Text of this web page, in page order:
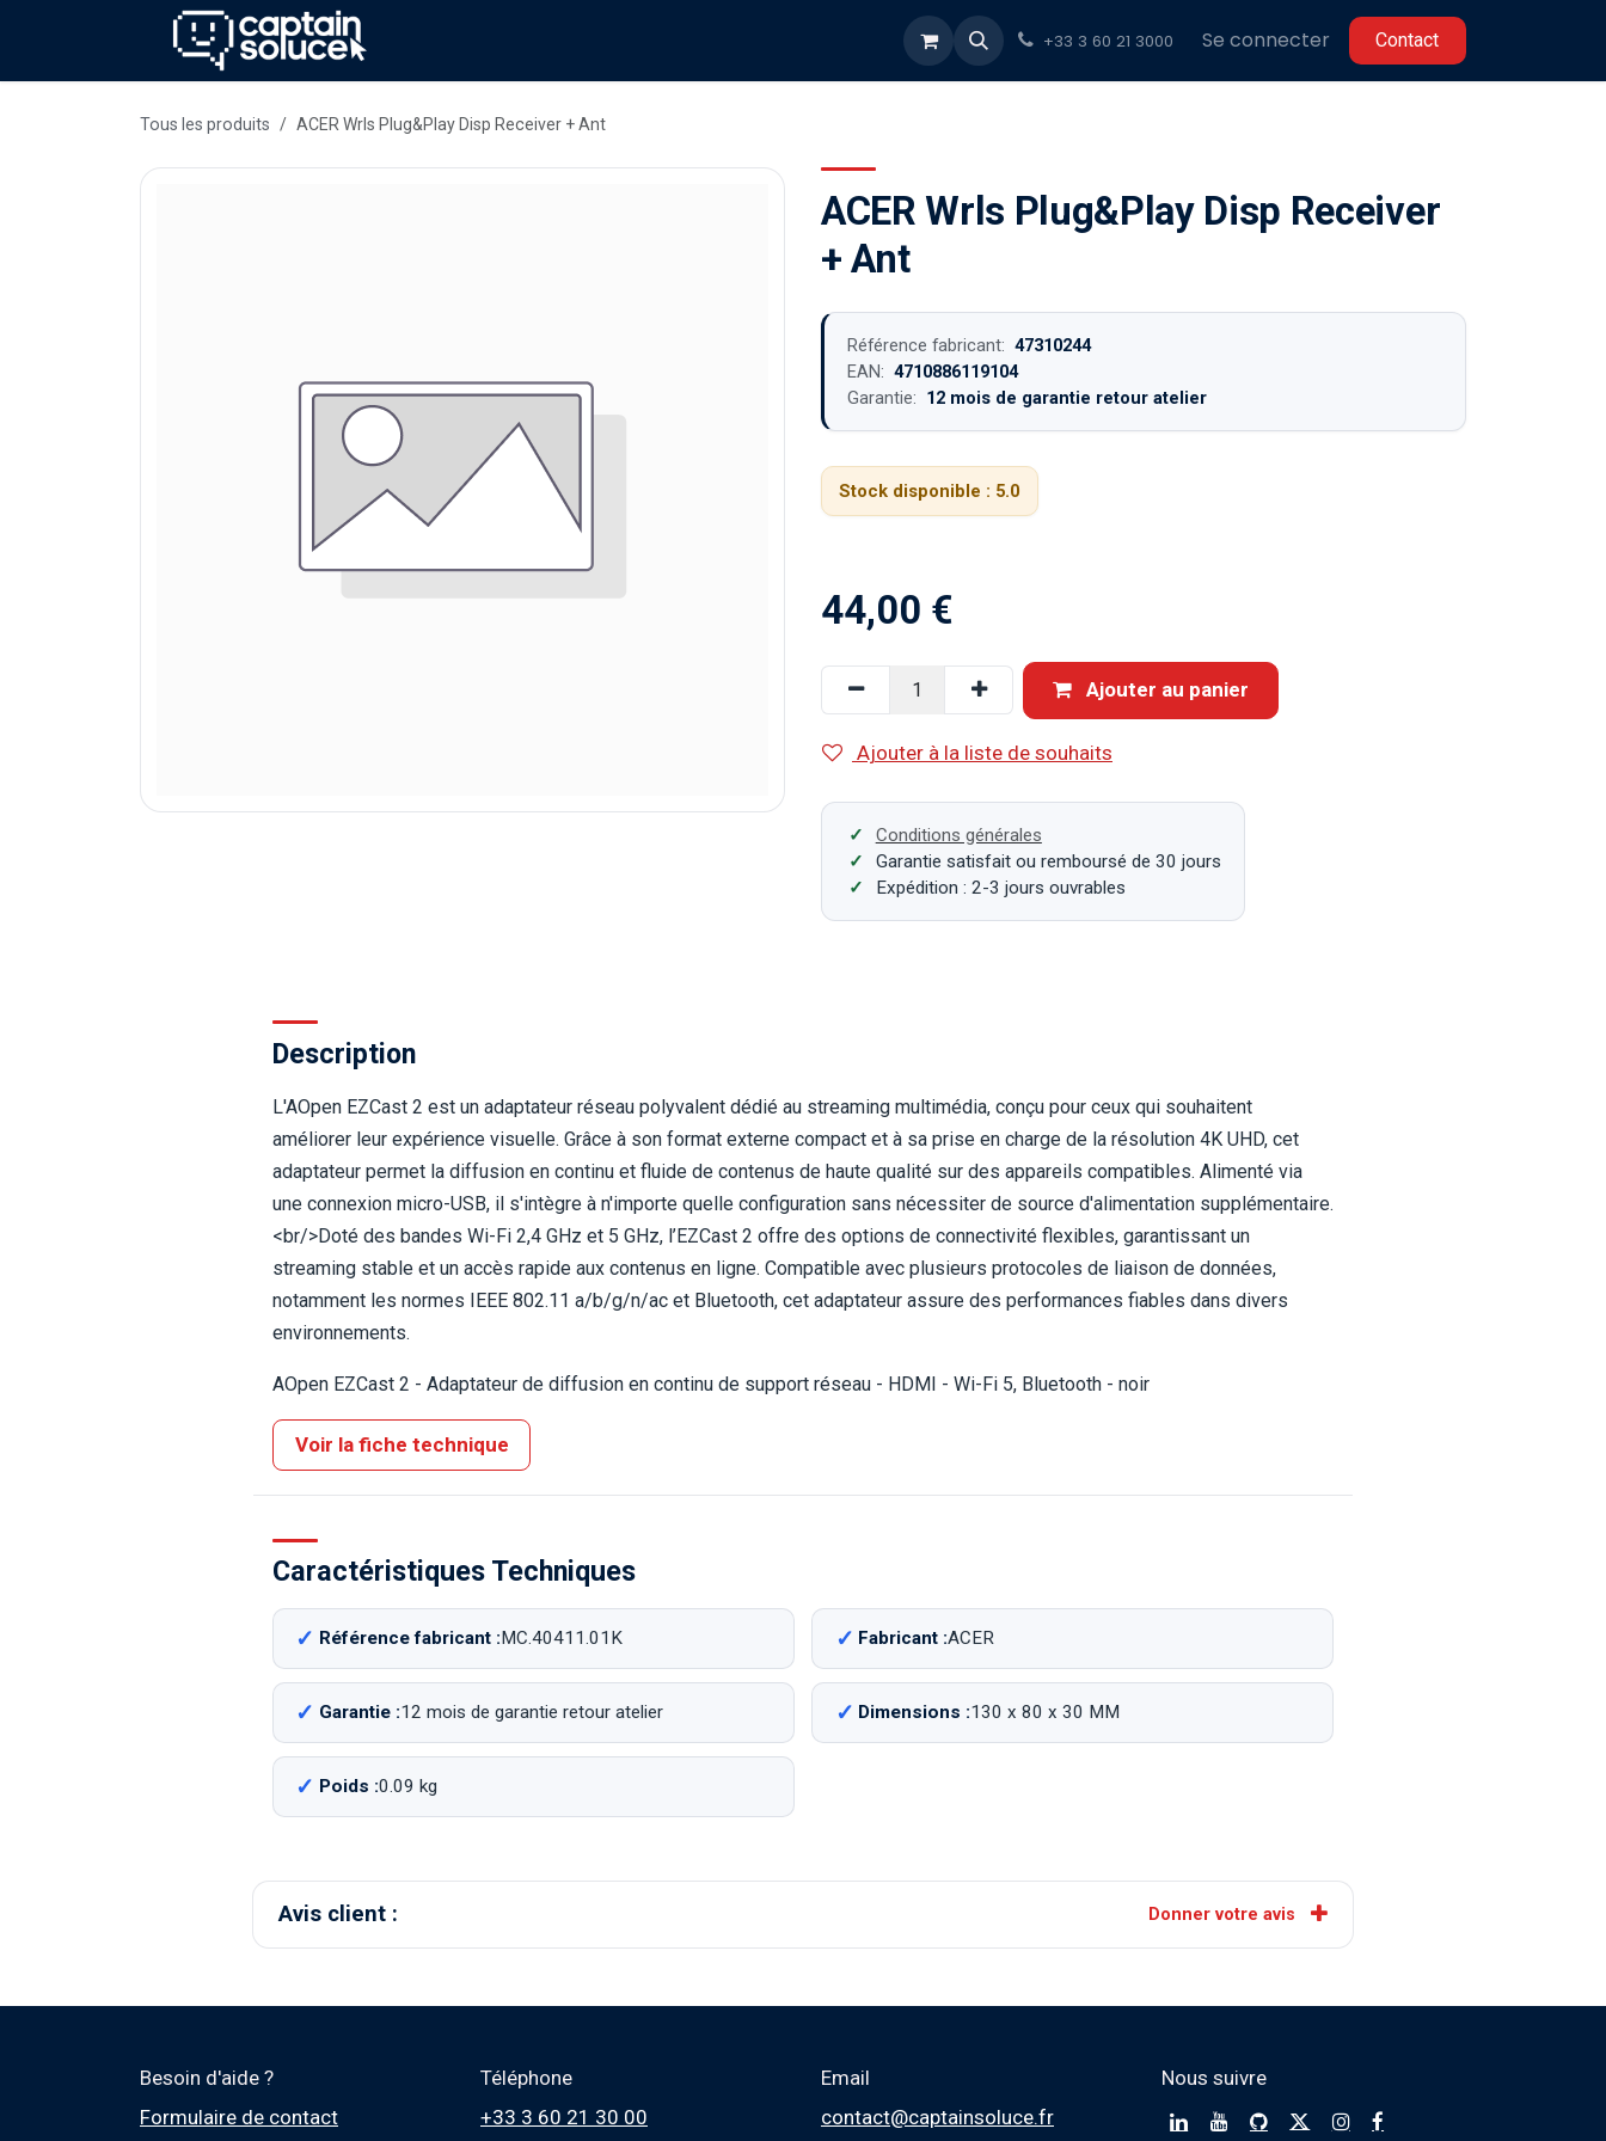
Se rendre au contenu
+33 3 60 21 3000 Se connecter C​​ontact
Tous les produits ACER Wrls Plug&Play Disp Receiver + Ant
ACER Wrls Plug&Play Disp Receiver
+ Ant
Référence fabricant: 47310244
EAN: 4710886119104
Garantie: 12 mois de garantie retour atelier
Stock disponible : 5.0
44,00 €
Ajouter au panier
Ajouter à la liste de souhaits
Conditions générales
Garantie satisfait ou remboursé de 30 jours
Expédition : 2-3 jours ouvrables
Description
L'AOpen EZCast 2 est un adaptateur réseau polyvalent dédié au streaming multimédia, conçu pour ceux qui souhaitent
améliorer leur expérience visuelle. Grâce à son format externe compact et à sa prise en charge de la résolution 4K UHD, cet
adaptateur permet la diffusion en continu et fluide de contenus de haute qualité sur des appareils compatibles. Alimenté via
une connexion micro-USB, il s'intègre à n'importe quelle configuration sans nécessiter de source d'alimentation supplémentaire.
<br/>Doté des bandes Wi-Fi 2,4 GHz et 5 GHz, l’EZCast 2 offre des options de connectivité flexibles, garantissant un
streaming stable et un accès rapide aux contenus en ligne. Compatible avec plusieurs protocoles de liaison de données,
notamment les normes IEEE 802.11 a/b/g/n/ac et Bluetooth, cet adaptateur assure des performances fiables dans divers
environnements.
AOpen EZCast 2 - Adaptateur de diffusion en continu de support réseau - HDMI - Wi-Fi 5, Bluetooth - noir
Voir la fiche technique
Caractéristiques Techniques
Référence fabricant :MC.40411.01K Fabricant :ACER
Garantie :12 mois de garantie retour atelier Dimensions :130 x 80 x 30 MM
Poids :0.09 kg
Avis client : Donner votre avis
Besoin d'aide ?
Formulaire de contact
Téléphone
+33 3 60 21 30 00
Email
contact@captainsoluce.fr
Nous suivre